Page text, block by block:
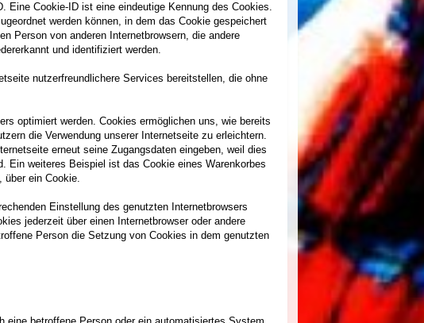
Eine Cookie-ID ist eine eindeutige Kennung des Cookies.
werden können, in dem das Cookie gespeichert
Person von anderen Internetbrowsern, die andere
und identifiziert werden.
nutzerfreundlichere Services bereitstellen, die ohne
optimiert werden. Cookies ermöglichen uns, wie bereits
die Verwendung unserer Internetseite zu erleichtern.
erneut seine Zugangsdaten eingeben, weil dies
Ein weiteres Beispiel ist das Cookie eines Warenkorbes
über ein Cookie.
Einstellung des genutzten Internetbrowsers
jederzeit über einen Internetbrowser oder andere
Person die Setzung von Cookies in dem genutzten